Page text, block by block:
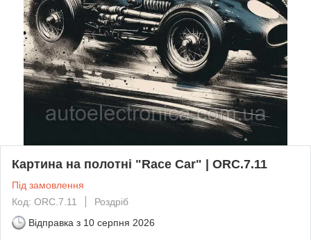
Картина на полотні "Race Сar" | ORC.7.11
Під замовлення
Код: ORC.7.11
Роздріб
Відправка з 10 серпня 2026